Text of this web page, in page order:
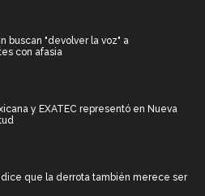
buscan "devolver la voz" a
con afasia
y EXATEC representó en Nueva
dice que la derrota también merece ser